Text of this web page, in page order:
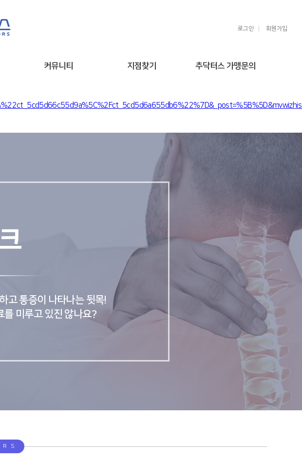
로그인 회원가입
커뮤니티 지점찾기 추닥터스 가맹문의
고 통증이 나타나는 뒷목!
를 미루고 있진 않나요?